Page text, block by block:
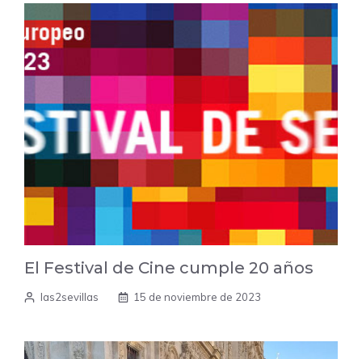
El Festival de Cine cumple 20 años
las2sevillas 15 de noviembre de 2023